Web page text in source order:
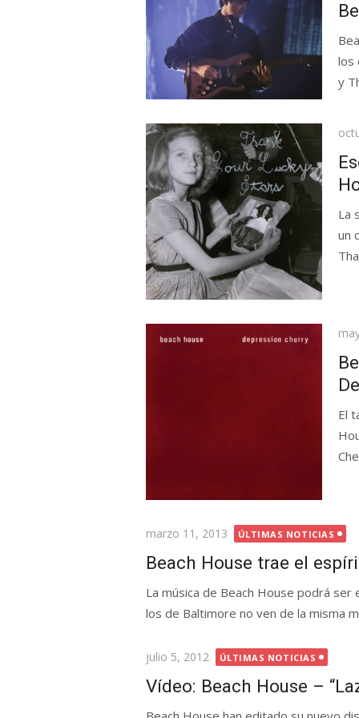
los
y
La
un
El
Publicada
marzo 11, 2013 ÚLTIMAS NOTICIAS
Beach House trae el
La música de Beach House podrá
los de Baltimore no ven de la misma
Publicada
julio 5, 2012 ÚLTIMAS NOTICIAS
Vídeo: Beach House –